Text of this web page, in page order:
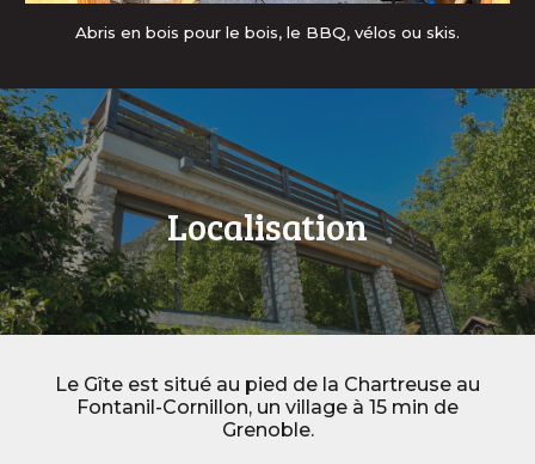
Abris en bois pour le bois, le BBQ, vélos ou skis.
Localisation
Le Gîte est situé au pied de la Chartreuse au
Fontanil-Cornillon, un village à 15 min de
Grenoble.